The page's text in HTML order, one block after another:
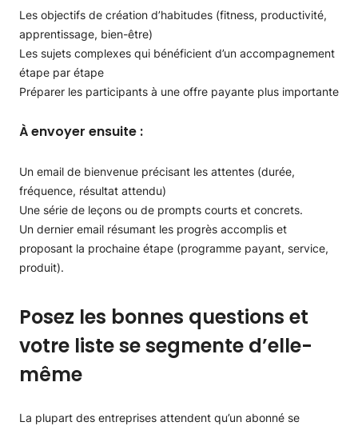
Les objectifs de création d’habitudes (fitness, productivité,
apprentissage, bien-être)
Les sujets complexes qui bénéficient d’un accompagnement
étape par étape
Préparer les participants à une offre payante plus importante
À envoyer ensuite :
Un email de bienvenue précisant les attentes (durée,
fréquence, résultat attendu)
Une série de leçons ou de prompts courts et concrets.
Un dernier email résumant les progrès accomplis et
proposant la prochaine étape (programme payant, service,
produit).
Posez les bonnes questions et
votre liste se segmente d’elle-
même
La plupart des entreprises attendent qu’un abonné se